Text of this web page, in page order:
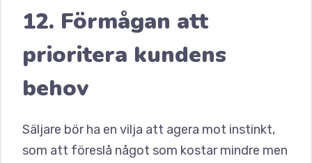
12. Förmågan att
prioritera kundens
behov
Säljare bör ha en vilja att agera mot instinkt,
som att föreslå något som kostar mindre men